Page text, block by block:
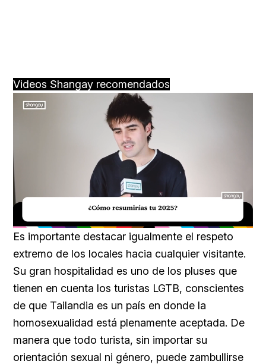
Videos Shangay recomendados
Unmute Loaded:
29.51%
Es importante destacar igualmente el respeto
extremo de los locales hacia cualquier visitante.
Su gran hospitalidad es uno de los pluses que
tienen en cuenta los turistas LGTB, conscientes
de que Tailandia es un país en donde la
homosexualidad está plenamente aceptada. De
manera que todo turista, sin importar su
orientación sexual ni género, puede zambullirse